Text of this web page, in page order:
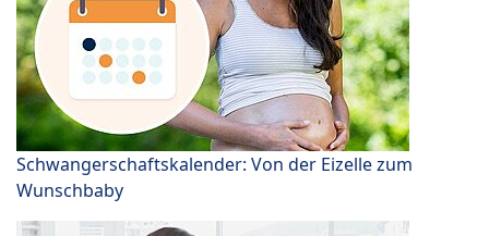
Schwangerschaftskalender: Von der Eizelle zum
Wunschbaby